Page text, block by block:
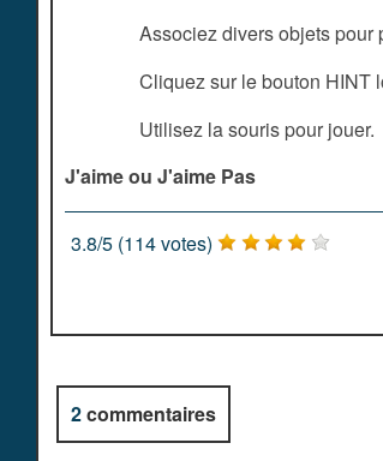
Associez divers objets pour
Cliquez sur le bouton HINT
Utilisez la souris pour jouer.
J'aime ou J'aime Pas
3.8/5 (114votes)
2commentaires